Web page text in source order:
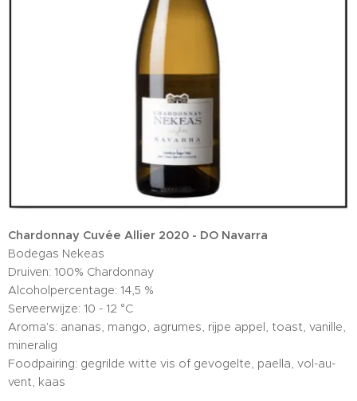
Chardonnay Cuvée Allier 2020 - DO Navarra
Bodegas Nekeas
Druiven: 100% Chardonnay
Alcoholpercentage: 14,5 %
Serveerwijze: 10 - 12 °C
Aroma's: ananas, mango, agrumes, rijpe appel, toast, vanille,
mineralig
Foodpairing: gegrilde witte vis of gevogelte, paella, vol-au-
vent, kaas